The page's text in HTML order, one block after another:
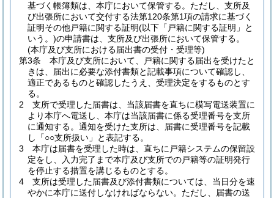
基づく帳簿類は、本庁において保管する。 ただし、支所及
び出張所において交付する法第120条第1項の請求に基づく
証明その他戸籍に関する証明(以下「戸籍に関する証明」と
いう。)の申請書は、支所及び出張所において保管する。
(本庁及び支所における届出書の受付・受理等)
第3条
本庁及び支所において、戸籍に関する届出を受けたと
きは、届出に必要な添付書類と記載事項について確認し、
適正であるものと確認したうえ、受理決定をするものとす
る。
2
支所で受理した届書は、当該届書を直ちに模写電送装置に
より本庁へ電送し、本庁は当該届書に係る受理番号を支所
に通知する。 通知を受けた支所は、届書に受理番号を記載
し「○○支所扱い」と表記する。
3
本庁は届書を受理した時は、直ちに戸籍システムの保留設
定をし、入力完了まで本庁及び支所での戸籍等の証明発行
を停止する措置を講じるものとする。
4
支所は受理した届書及び添付書類については、当日分を速
やかに本庁に送付しなければならない。 ただし、届書の送